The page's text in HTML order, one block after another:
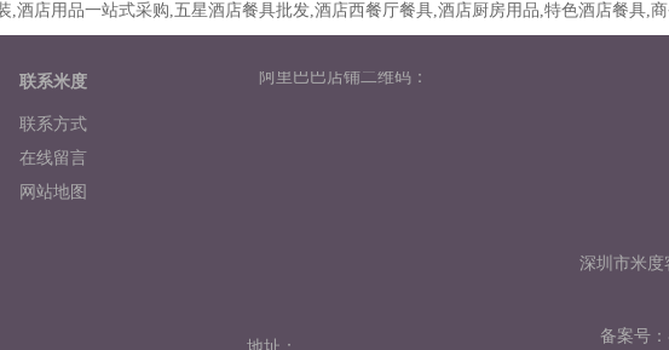
酒店用品一站式采购,五星酒店餐具批发,酒店西餐厅餐具,酒店厨房用品,特色酒店餐具,
联系米度
联系方式
在线留言
网站地图
阿里巴巴店铺二维码：
深圳市米度
备案号：